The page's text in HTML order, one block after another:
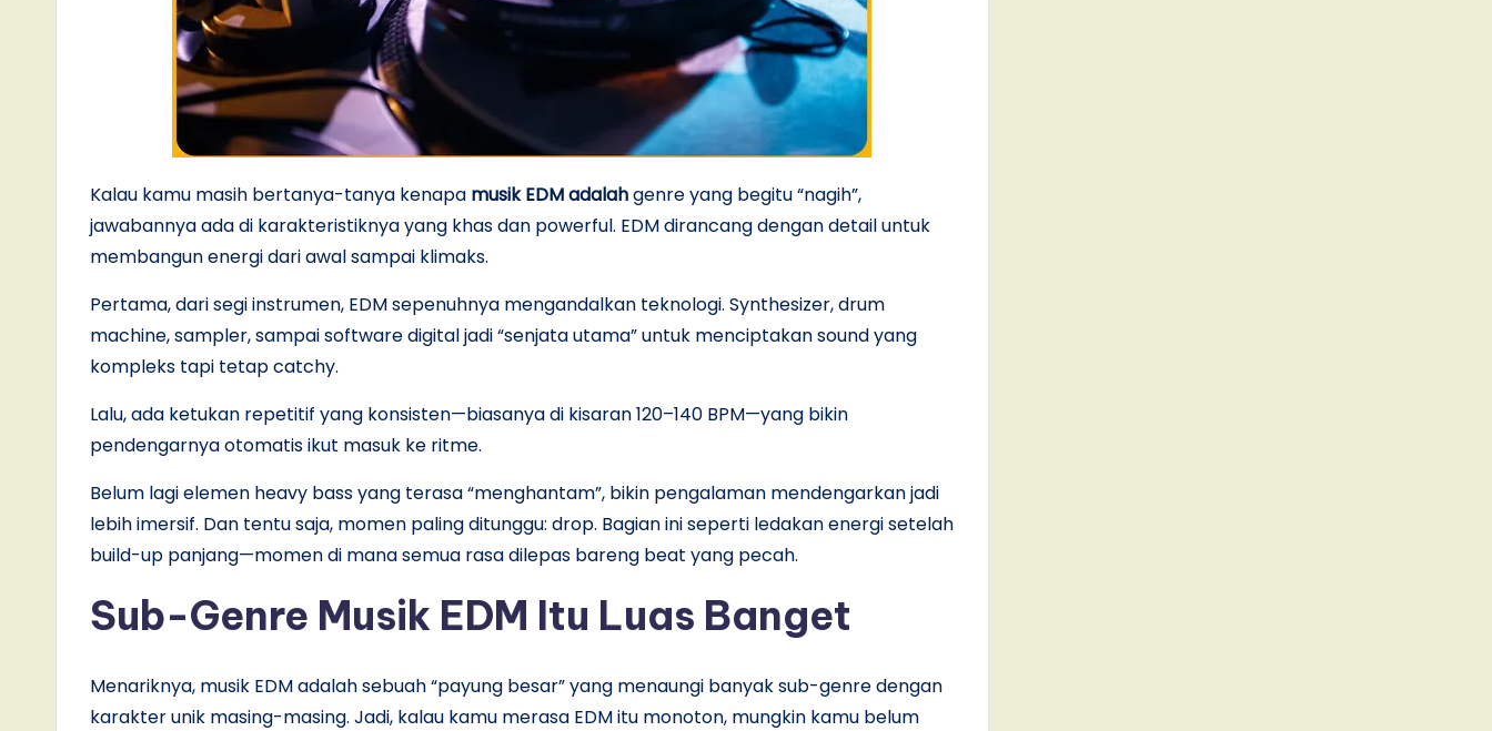
Kalau kamu masih bertanya-tanya kenapa musik EDM adalahgenre yang begitu “nagih”,
jawabannya ada di karakteristiknya yang khas dan powerful. EDM dirancang dengan detail untuk
membangun energi dari awal sampai klimaks.
Pertama, dari segi instrumen, EDM sepenuhnya mengandalkan teknologi. Synthesizer, drum
machine, sampler, sampai software digital jadi “senjata utama” untuk menciptakan sound yang
kompleks tapi tetap catchy.
Lalu, ada ketukan repetitif yang konsisten—biasanya di kisaran 120–140 BPM—yang bikin
pendengarnya otomatis ikut masuk ke ritme.
Belum lagi elemen heavy bass yang terasa “menghantam”, bikin pengalaman mendengarkan jadi
lebih imersif. Dan tentu saja, momen paling ditunggu: drop. Bagian ini seperti ledakan energi setelah
build-up panjang—momen di mana semua rasa dilepas bareng beat yang pecah.
Sub-Genre Musik EDM Itu Luas Banget
Menariknya, musik EDM adalah sebuah “payung besar” yang menaungi banyak sub-genre dengan
karakter unik masing-masing. Jadi, kalau kamu merasa EDM itu monoton, mungkin kamu belum